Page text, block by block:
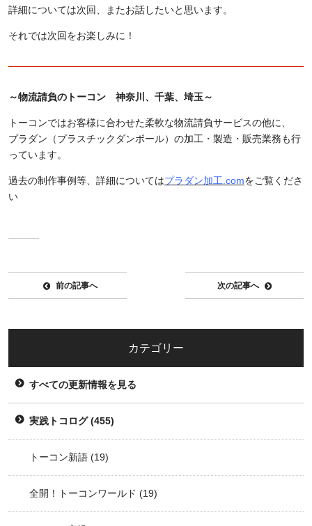
詳細については次回、またお話したいと思います。
それでは次回をお楽しみに！
～物流請負のトーコン 神奈川、千葉、埼玉～
トーコンではお客様に合わせた柔軟な物流請負サービスの他に、
プラダン（プラスチックダンボール）の加工・製造・販売業務も行
っています。
過去の制作事例等、詳細についてはプラダン加工.comをご覧くださ
い
前の記事へ 次の記事へ
カテゴリー
すべての更新情報を見る
実践トコログ(455)
トーコン新語 (19)
全開！トーコンワールド (19)